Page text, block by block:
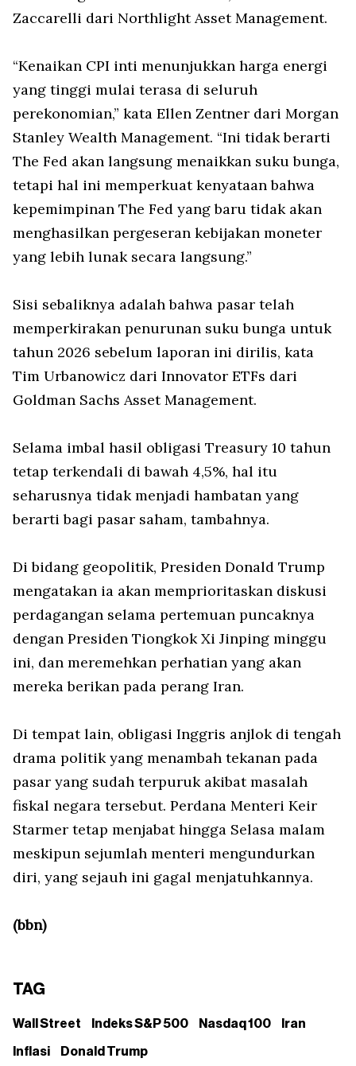
Zaccarelli dari Northlight Asset Management.
“Kenaikan CPI inti menunjukkan harga energi
yang tinggi mulai terasa di seluruh
perekonomian,” kata Ellen Zentner dari Morgan
Stanley Wealth Management. “Ini tidak berarti
The Fed akan langsung menaikkan suku bunga,
tetapi hal ini memperkuat kenyataan bahwa
kepemimpinan The Fed yang baru tidak akan
menghasilkan pergeseran kebijakan moneter
yang lebih lunak secara langsung.”
Sisi sebaliknya adalah bahwa pasar telah
memperkirakan penurunan suku bunga untuk
tahun 2026 sebelum laporan ini dirilis, kata
Tim Urbanowicz dari Innovator ETFs dari
Goldman Sachs Asset Management.
Selama imbal hasil obligasi Treasury 10 tahun
tetap terkendali di bawah 4,5%, hal itu
seharusnya tidak menjadi hambatan yang
berarti bagi pasar saham, tambahnya.
Di bidang geopolitik, Presiden Donald Trump
mengatakan ia akan memprioritaskan diskusi
perdagangan selama pertemuan puncaknya
dengan Presiden Tiongkok Xi Jinping minggu
ini, dan meremehkan perhatian yang akan
mereka berikan pada perang Iran.
Di tempat lain, obligasi Inggris anjlok di tengah
drama politik yang menambah tekanan pada
pasar yang sudah terpuruk akibat masalah
fiskal negara tersebut. Perdana Menteri Keir
Starmer tetap menjabat hingga Selasa malam
meskipun sejumlah menteri mengundurkan
diri, yang sejauh ini gagal menjatuhkannya.
(bbn)
TAG
Wall Street Indeks S&P 500 Nasdaq 100 Iran
Inflasi Donald Trump